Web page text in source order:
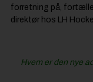
forretning på,
direktør hos LH
Hvem er den nye